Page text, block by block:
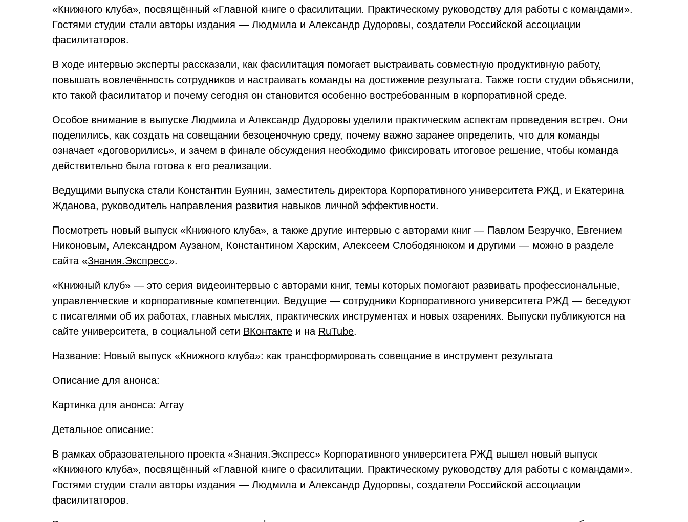
«Книжного клуба», посвящённый «Главной книге о фасилитации. Практическому руководству для работы с командами».
Гостями студии стали авторы издания — Людмила и Александр Дудоровы, создатели Российской ассоциации
фасилитаторов.
В ходе интервью эксперты рассказали, как фасилитация помогает выстраивать совместную продуктивную работу,
повышать вовлечённость сотрудников и настраивать команды на достижение результата. Также гости студии объяснили,
кто такой фасилитатор и почему сегодня он становится особенно востребованным в корпоративной среде.
Особое внимание в выпуске Людмила и Александр Дудоровы уделили практическим аспектам проведения встреч. Они
поделились, как создать на совещании безоценочную среду, почему важно заранее определить, что для команды
означает «договорились», и зачем в финале обсуждения необходимо фиксировать итоговое решение, чтобы команда
действительно была готова к его реализации.
Ведущими выпуска стали Константин Буянин, заместитель директора Корпоративного университета РЖД, и Екатерина
Жданова, руководитель направления развития навыков личной эффективности.
Посмотреть новый выпуск «Книжного клуба», а также другие интервью с авторами книг — Павлом Безручко, Евгением
Никоновым, Александром Аузаном, Константином Харским, Алексеем Слободянюком и другими — можно в разделе
сайта «Знания.Экспресс».
«Книжный клуб» — это серия видеоинтервью с авторами книг, темы которых помогают развивать профессиональные,
управленческие и корпоративные компетенции. Ведущие — сотрудники Корпоративного университета РЖД — беседуют
с писателями об их работах, главных мыслях, практических инструментах и новых озарениях. Выпуски публикуются на
сайте университета, в социальной сети ВКонтакте и на RuTube.
Название: Новый выпуск «Книжного клуба»: как трансформировать совещание в инструмент результата
Описание для анонса:
Картинка для анонса: Array
Детальное описание:
В рамках образовательного проекта «Знания.Экспресс» Корпоративного университета РЖД вышел новый выпуск
«Книжного клуба», посвящённый «Главной книге о фасилитации. Практическому руководству для работы с командами».
Гостями студии стали авторы издания — Людмила и Александр Дудоровы, создатели Российской ассоциации
фасилитаторов.